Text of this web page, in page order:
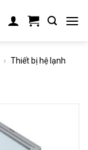
› Thiết bị hệ lạnh